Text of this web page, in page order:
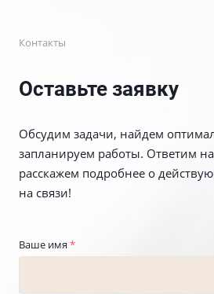
Контакты
Оставьте заявку
Обсудим задачи, найдем
запланируем работы. Ответим
расскажем подробнее о
на связи!
Ваше имя *